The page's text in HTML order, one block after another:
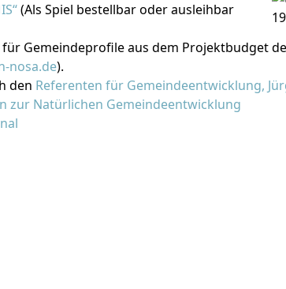
(Als Spiel bestellbar oder ausleihbar
Gemeindeprofile aus dem Projektbudget
nosa.de).
den Referenten für Gemeindeentwicklung,
zur Natürlichen Gemeindeentwicklung